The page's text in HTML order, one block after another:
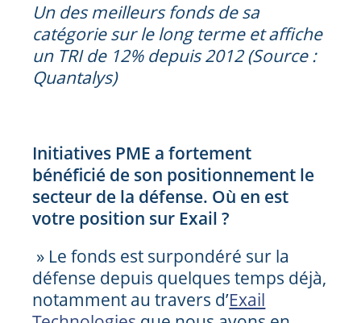
Un des meilleurs fonds de sa
catégorie sur le long terme et affiche
un TRI de 12% depuis 2012 (Source :
Quantalys)
Initiatives PME a fortement
bénéficié de son positionnement le
secteur de la défense. Où en est
votre position sur Exail ?
» Le fonds est surpondéré sur la
défense depuis quelques temps déjà,
notamment au travers d’Exail